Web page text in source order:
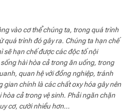
vào cơ thể chúng ta, trong quá trình
quá trình đó gây ra. Chúng ta hạn chế
sẽ hạn chế được các độc tố nội
hài hòa cả trong ăn uống, trong
quan hệ với đồng nghiệp, tránh
gian chính là các chất oxy hóa gây nên
cả trong vệ sinh. Phải ngăn chặn
cơ, cười nhiều hơn…